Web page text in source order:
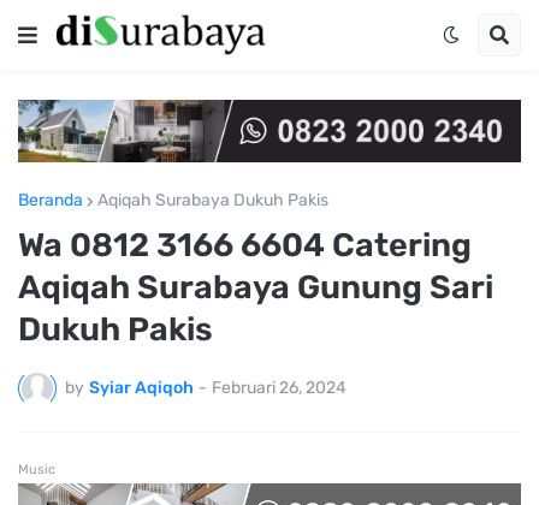
Beranda Aqiqah Surabaya Dukuh Pakis
Wa 0812 3166 6604 Catering
Aqiqah Surabaya Gunung Sari
Dukuh Pakis
by Syiar Aqiqoh - Februari 26, 2024
Music